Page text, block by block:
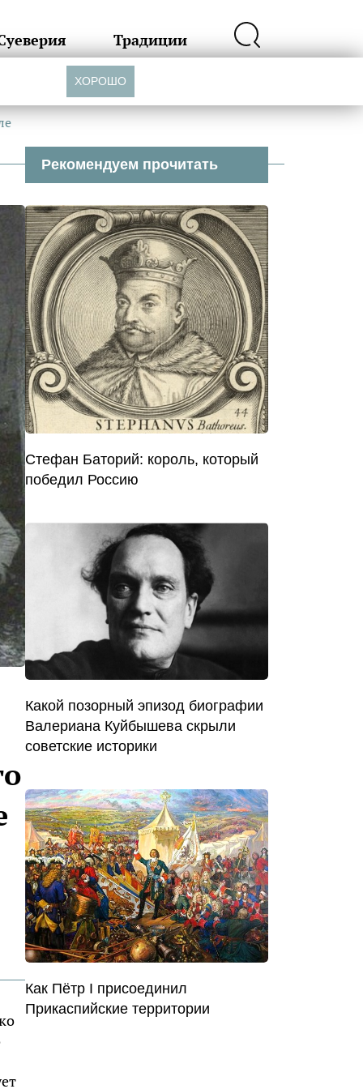
Традиции
Рекомендуем прочитать
Стефан Баторий: король, который
победил Россию
Какой позорный эпизод биографии
Валериана Куйбышева скрыли
советские историки
Как Пётр I присоединил
Прикаспийские территории
ХОРОШО